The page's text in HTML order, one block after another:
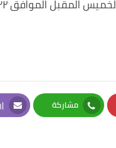
مشاركة
Whatsapp